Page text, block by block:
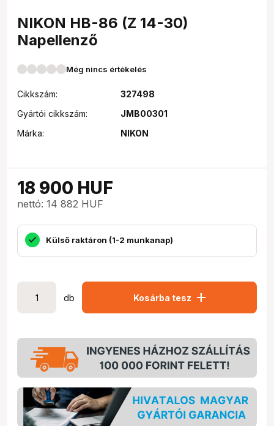
NIKON HB-86 (Z 14-30)
Napellenző
Még nincs értékelés
Cikkszám:
327498
Gyártói cikkszám:
JMB00301
Márka:
NIKON
18 900 HUF
nettó: 14 882 HUF
Külső raktáron (1-2 munkanap)
db Kosárba tesz add